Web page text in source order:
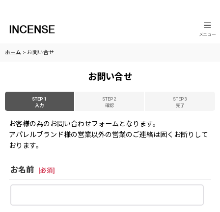
メニュー
ホーム > お問い合せ
お問い合せ
STEP 1
入力
STEP 2
確認
STEP 3
完了
お客様の為のお問い合わせフォームとなります。
アパレルブランド様の営業以外の営業のご連絡は固くお断りして
おります。
お名前 [必須]